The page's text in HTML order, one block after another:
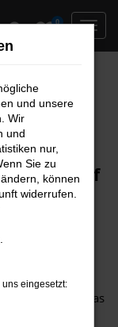
0
auf
und Komfort
an
und Sie
muss und was
die
und unsere
Wir
und
nur,
Sie zu
können
widerrufen.
eingesetzt: